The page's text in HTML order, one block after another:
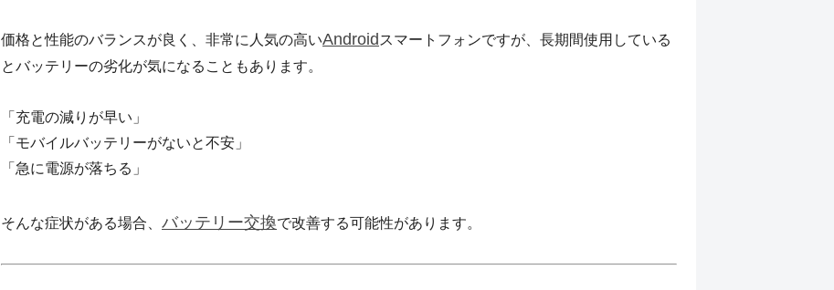
価格と性能のバランスが良く、非常に人気の高いAndroidスマートフォンですが、長期間使用している
とバッテリーの劣化が気になることもあります。
「充電の減りが早い」
「モバイルバッテリーがないと不安」
「急に電源が落ちる」
そんな症状がある場合、 バッテリー交換で改善する可能性があります。